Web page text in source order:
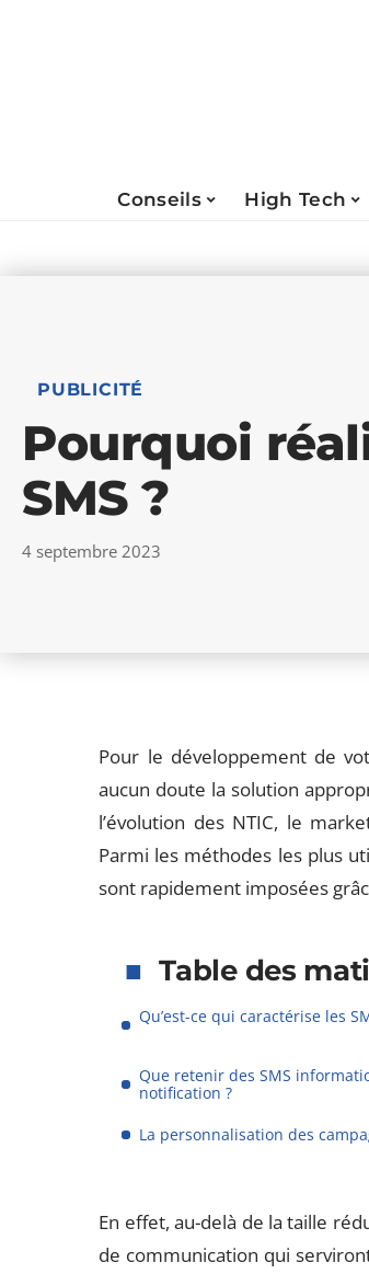
Conseils High Tech
PUBLICITÉ
Pourquoi
SMS ?
4 septembre 2023
Pour le développement de
aucun doute la solution
l’évolution des NTIC, le
Parmi les méthodes les plus
sont rapidement imposées
Table des
Qu’est-ce qui caractérise les
Que retenir des SMS
notification ?
La personnalisation des
En effet, au-delà de la taille
de communication qui